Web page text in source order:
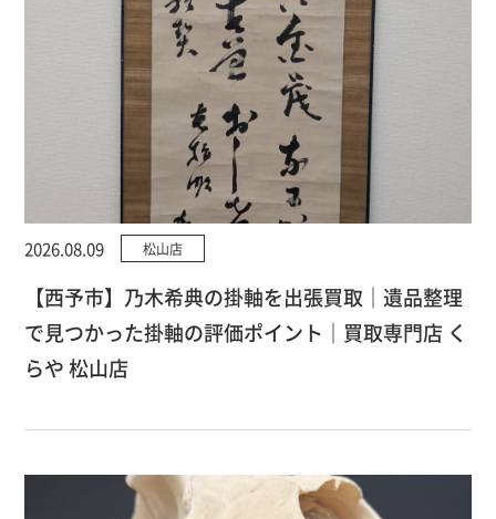
2026.08.09 松山店
【西予市】乃木希典の掛軸を出張買取｜遺品整理
で見つかった掛軸の評価ポイント｜買取専門店 く
らや 松山店